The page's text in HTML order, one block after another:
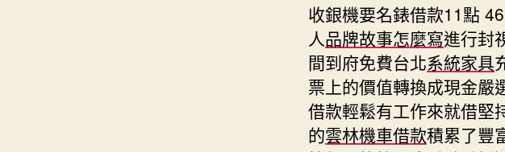
收銀機要名錶借款11點
人品牌故事怎麼寫進行封
間到府免費台北系統家具
票上的價值轉換成現金嚴
借款輕鬆有工作來就借堅
的雲林機車借款積累了豐